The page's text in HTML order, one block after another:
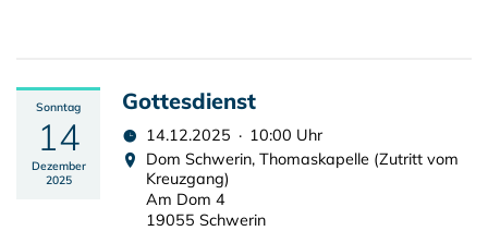
Sonntag
14
Dezember
2025
Gottesdienst
14.12.2025 · 10:00 Uhr
Dom Schwerin, Thomaskapelle (Zutritt vom
Kreuzgang)
Am Dom 4
19055 Schwerin